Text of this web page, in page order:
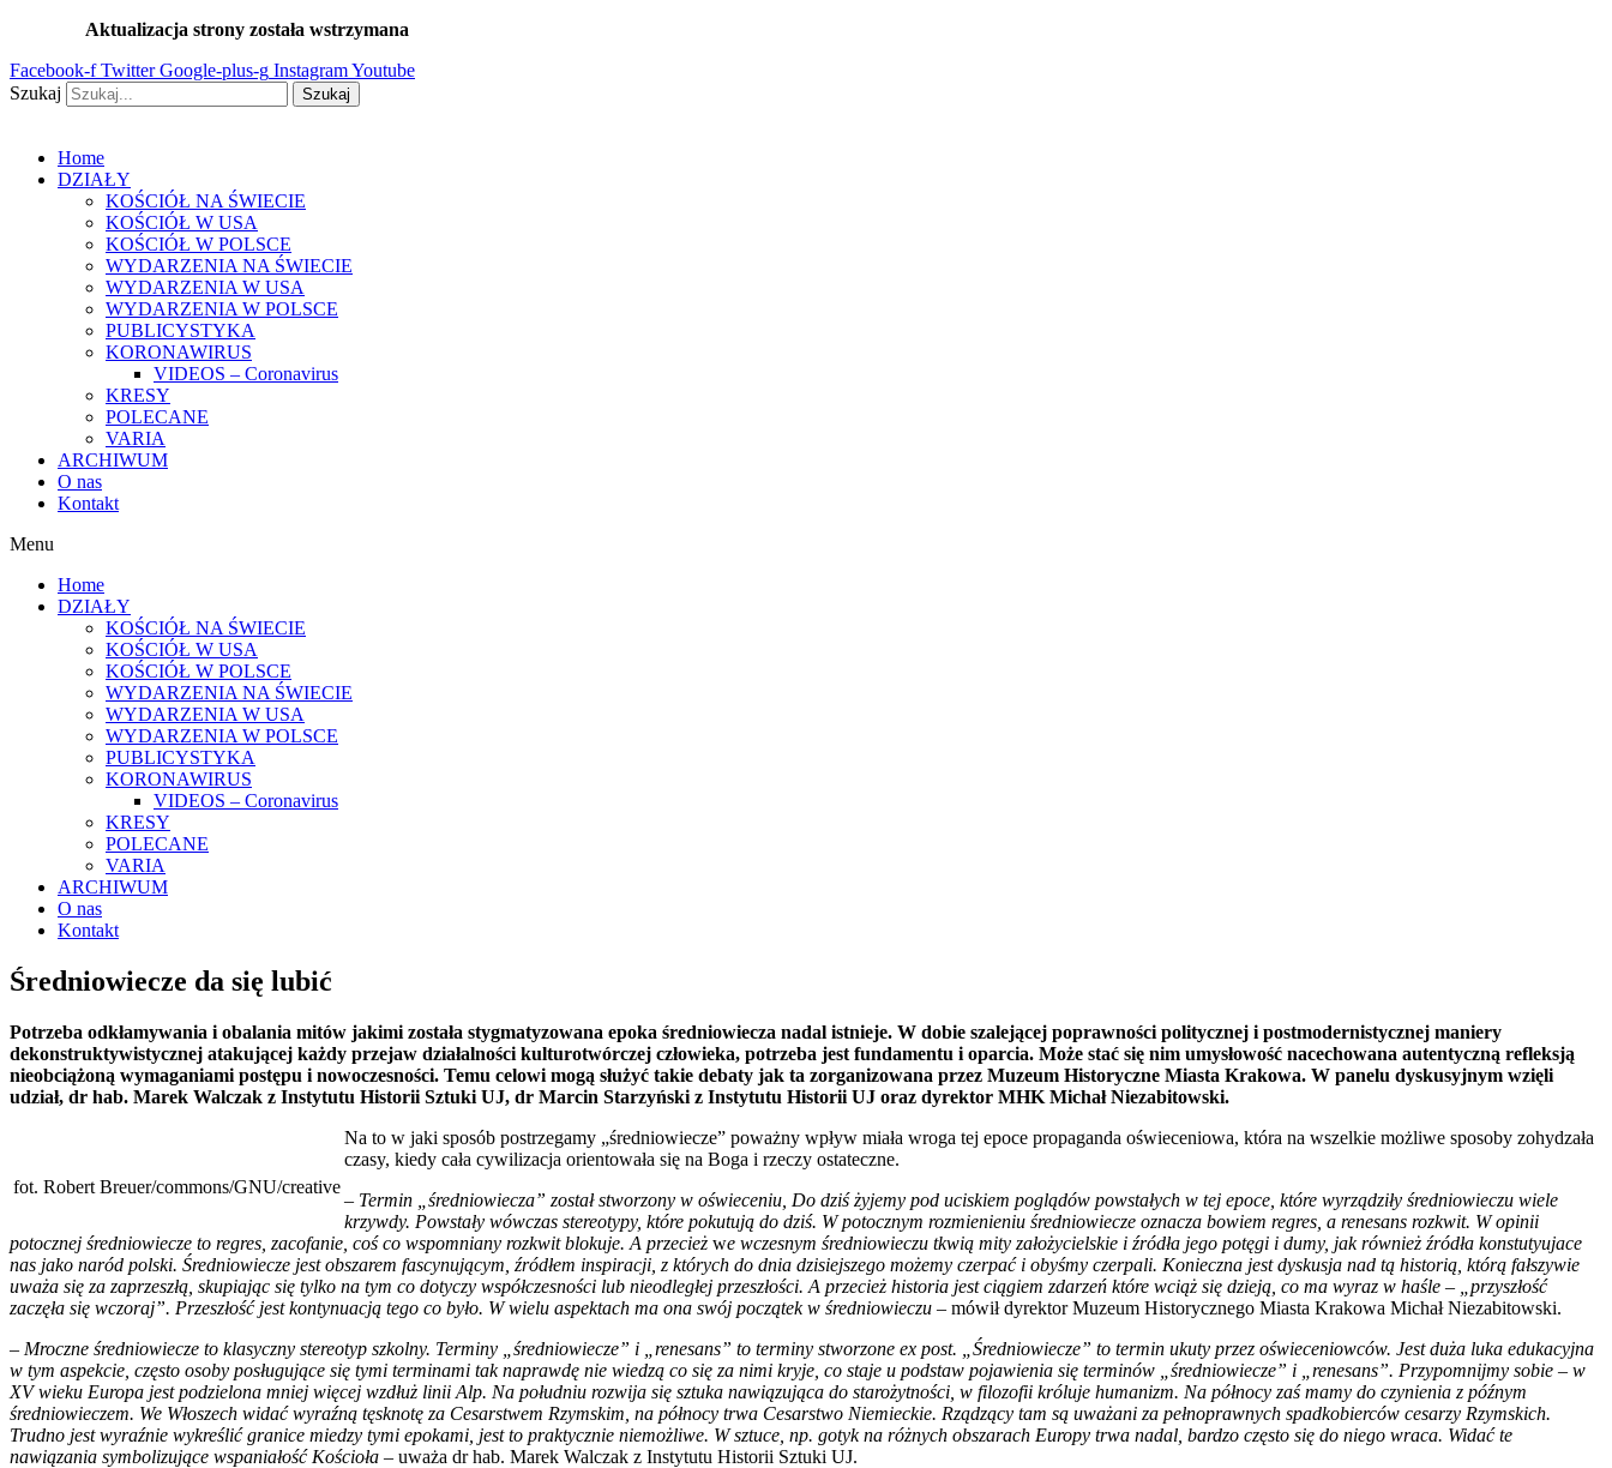
treści
Aktualizacja strony została wstrzymana
Facebook-f Twitter Google-plus-g InstagramYoutube
Szukaj
Szukaj
Home
DZIAŁY
KOŚCIÓŁ NA ŚWIECIE
KOŚCIÓŁ W USA
KOŚCIÓŁ W POLSCE
WYDARZENIA NA ŚWIECIE
WYDARZENIA W USA
WYDARZENIA W POLSCE
PUBLICYSTYKA
KORONAWIRUS
VIDEOS – Coronavirus
KRESY
POLECANE
VARIA
ARCHIWUM
O nas
Kontakt
Menu
Home
DZIAŁY
KOŚCIÓŁ NA ŚWIECIE
KOŚCIÓŁ W USA
KOŚCIÓŁ W POLSCE
WYDARZENIA NA ŚWIECIE
WYDARZENIA W USA
WYDARZENIA W POLSCE
PUBLICYSTYKA
KORONAWIRUS
VIDEOS – Coronavirus
KRESY
POLECANE
VARIA
ARCHIWUM
O nas
Kontakt
Średniowiecze da się lubić
Potrzeba odkłamywania i obalania mitów jakimi została stygmatyzowana epoka średniowiecza nadal istnieje. W dobie szalejącej poprawności politycznej i postmodernistycznej maniery
dekonstruktywistycznej atakującej każdy przejaw działalności kulturotwórczej człowieka, potrzeba jest fundamentu i oparcia. Może stać się nim umysłowość nacechowana autentyczną refleksją
nieobciążoną wymaganiami postępu i nowoczesności. Temu celowi mogą służyć takie debaty jak ta zorganizowana przez Muzeum Historyczne Miasta Krakowa. W panelu dyskusyjnym wzięli
udział, dr hab. Marek Walczak z Instytutu Historii Sztuki UJ, dr Marcin Starzyński z Instytutu Historii UJ oraz dyrektor MHK Michał Niezabitowski.
fot. Robert Breuer/commons/GNU/creative
Na to w jaki sposób postrzegamy „średniowiecze” poważny wpływ miała wroga tej epoce propaganda oświeceniowa, która na wszelkie możliwe sposoby zohydzała
czasy, kiedy cała cywilizacja orientowała się na Boga i rzeczy ostateczne.
– Termin „średniowiecza” został stworzony w oświeceniu, Do dziś żyjemy pod uciskiem poglądów powstałych w tej epoce, które wyrządziły średniowieczu wiele
krzywdy. Powstały wówczas stereotypy, które pokutują do dziś. W potocznym rozmienieniu średniowiecze oznacza bowiem regres, a renesans rozkwit. W opinii
potocznej średniowiecze to regres, zacofanie, coś co wspomniany rozkwit blokuje. A przecież we wczesnym średniowieczu tkwią mity założycielskie i źródła jego potęgi i dumy, jak również źródła konstutyujace
nas jako naród polski. Średniowiecze jest obszarem fascynującym, źródłem inspiracji, z których do dnia dzisiejszego możemy czerpać i obyśmy czerpali. Konieczna jest dyskusja nad tą historią, którą fałszywie
uważa się za zaprzeszłą, skupiając się tylko na tym co dotyczy współczesności lub nieodległej przeszłości. A przecież historia jest ciągiem zdarzeń które wciąż się dzieją, co ma wyraz w haśle – „przyszłość
zaczęła się wczoraj”. Przeszłość jest kontynuacją tego co było. W wielu aspektach ma ona swój początek w średniowieczu – mówił dyrektor Muzeum Historycznego Miasta Krakowa Michał Niezabitowski.
– Mroczne średniowiecze to klasyczny stereotyp szkolny. Terminy „średniowiecze” i „renesans” to terminy stworzone ex post. „Średniowiecze” to termin ukuty przez oświeceniowców. Jest duża luka edukacyjna
w tym aspekcie, często osoby posługujące się tymi terminami tak naprawdę nie wiedzą co się za nimi kryje, co staje u podstaw pojawienia się terminów „średniowiecze” i „renesans”. Przypomnijmy sobie – w
XV wieku Europa jest podzielona mniej więcej wzdłuż linii Alp. Na południu rozwija się sztuka nawiązująca do starożytności, w filozofii króluje humanizm. Na północy zaś mamy do czynienia z późnym
średniowieczem. We Włoszech widać wyraźną tęsknotę za Cesarstwem Rzymskim, na północy trwa Cesarstwo Niemieckie. Rządzący tam są uważani za pełnoprawnych spadkobierców cesarzy Rzymskich.
Trudno jest wyraźnie wykreślić granice miedzy tymi epokami, jest to praktycznie niemożliwe. W sztuce, np. gotyk na różnych obszarach Europy trwa nadal, bardzo często się do niego wraca. Widać te
nawiązania symbolizujące wspaniałość Kościoła – uważa dr hab. Marek Walczak z Instytutu Historii Sztuki UJ.